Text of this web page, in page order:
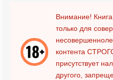
Внимание!
только для
контента
присутствует
другого,